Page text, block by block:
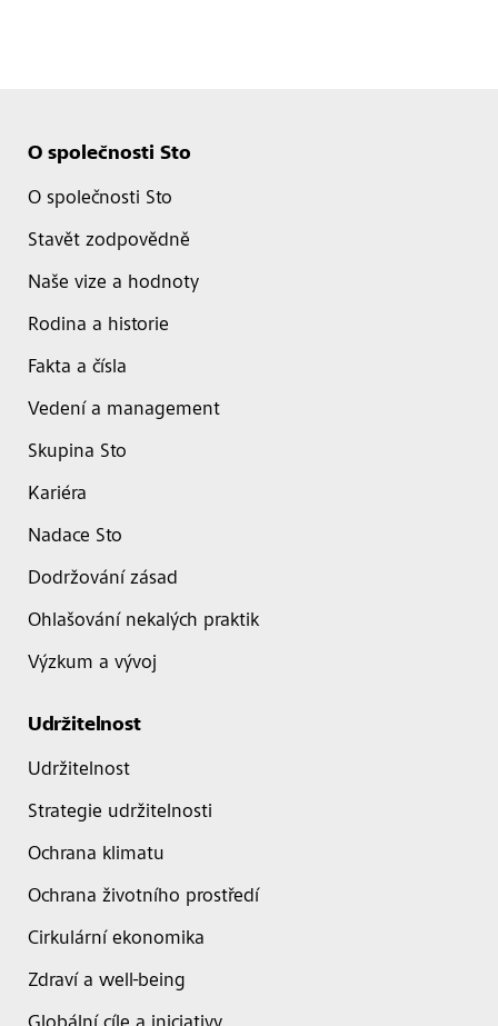
O společnosti Sto
O společnosti Sto
Stavět zodpovědně
Naše vize a hodnoty
Rodina a historie
Fakta a čísla
Vedení a management
Skupina Sto
Kariéra
Nadace Sto
Dodržování zásad
Ohlašování nekalých praktik
Výzkum a vývoj
Udržitelnost
Udržitelnost
Strategie udržitelnosti
Ochrana klimatu
Ochrana životního prostředí
Cirkulární ekonomika
Zdraví a well-being